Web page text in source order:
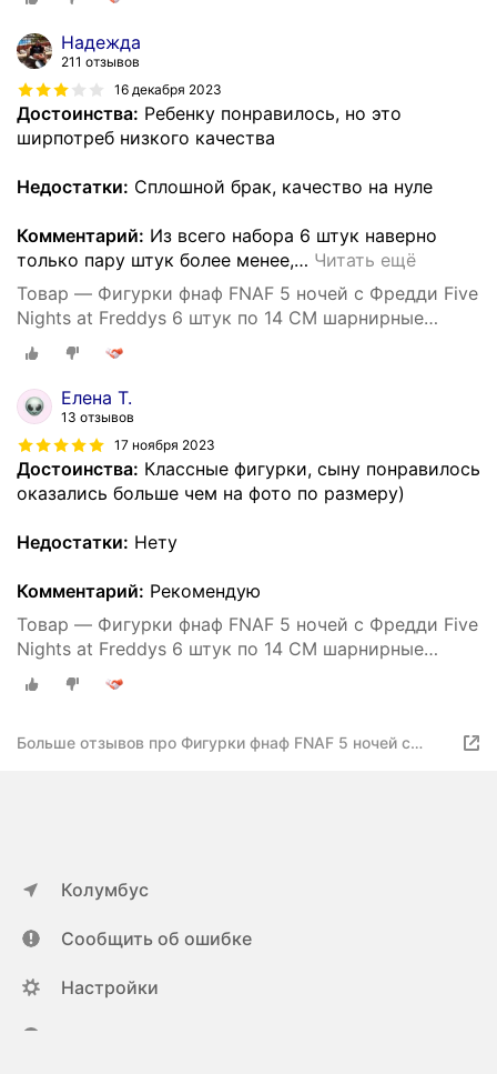
Надежда
211 отзывов
16 декабря 2023
Достоинства: Ребенку понравилось, но это
ширпотреб низкого качества
Недостатки: Сплошной брак, качество на нуле
Комментарий: Из всего набора 6 штук наверно
только пару штук более менее,… Читать ещё
Товар — Фигурки фнаф FNAF 5 ночей с Фредди Five
Nights at Freddys 6 штук по 14 СМ шарнирные
шоколадная серия
Елена Т.
13 отзывов
17 ноября 2023
Достоинства: Классные фигурки, сыну понравилось
оказались больше чем на фото по размеру)
Недостатки: Нету
Комментарий: Рекомендую
Товар — Фигурки фнаф FNAF 5 ночей с Фредди Five
Nights at Freddys 6 штук по 14 СМ шарнирные
шоколадная серия
Больше отзывов про Фигурки фнаф FNAF 5 ночей с
Колумбус
Сообщить об ошибке
Настройки